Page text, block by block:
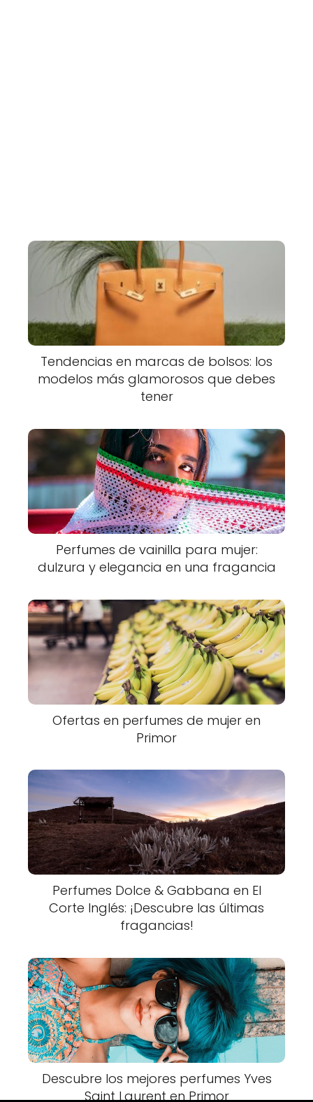
Tendencias en marcas de bolsos: los
modelos más glamorosos que debes
tener
Perfumes de vainilla para mujer:
dulzura y elegancia en una fragancia
Ofertas en perfumes de mujer en
Primor
Perfumes Dolce & Gabbana en El
Corte Inglés: ¡Descubre las últimas
fragancias!
Descubre los mejores perfumes Yves
Saint Laurent en Primor